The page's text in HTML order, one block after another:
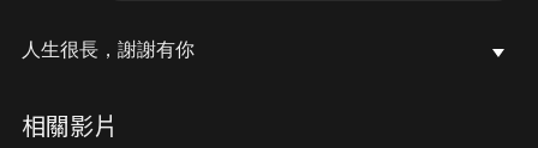
人生很長，謝謝有你
相關影片